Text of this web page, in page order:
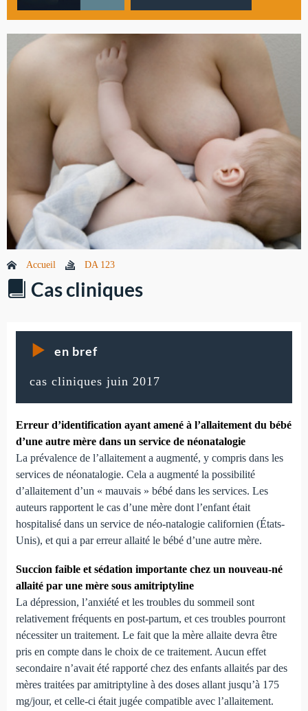
Accueil DA 123
Cas cliniques
en bref
cas cliniques juin 2017
Erreur d’identification ayant amené à l’allaitement du bébé
d’une autre mère dans un service de néonatalogie
La prévalence de l’allaitement a augmenté, y compris dans les
services de néonatalogie. Cela a augmenté la possibilité
d’allaitement d’un « mauvais » bébé dans les services. Les
auteurs rapportent le cas d’une mère dont l’enfant était
hospitalisé dans un service de néo-natalogie californien (États-
Unis), et qui a par erreur allaité le bébé d’une autre mère.
Succion faible et sédation importante chez un nouveau-né
allaité par une mère sous amitriptyline
La dépression, l’anxiété et les troubles du sommeil sont
relativement fréquents en post-partum, et ces troubles pourront
nécessiter un traitement. Le fait que la mère allaite devra être
pris en compte dans le choix de ce traitement. Aucun effet
secondaire n’avait été rapporté chez des enfants allaités par des
mères traitées par amitriptyline à des doses allant jusqu’à 175
mg/jour, et celle-ci était jugée compatible avec l’allaitement.